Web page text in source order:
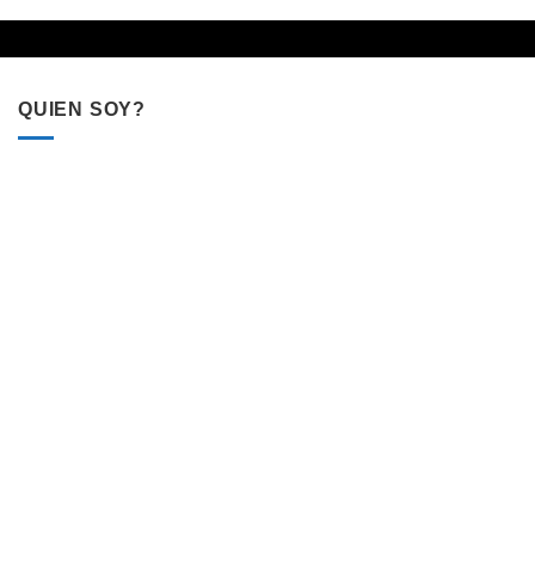
QUIEN SOY?